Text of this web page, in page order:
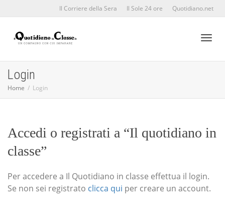
Il Corriere della Sera Il Sole 24 ore Quotidiano.net
Login
Home Login
Accedi o registrati a “Il quotidiano in
classe”
Per accedere a Il Quotidiano in classe effettua il login.
Se non sei registrato clicca qui per creare un account.